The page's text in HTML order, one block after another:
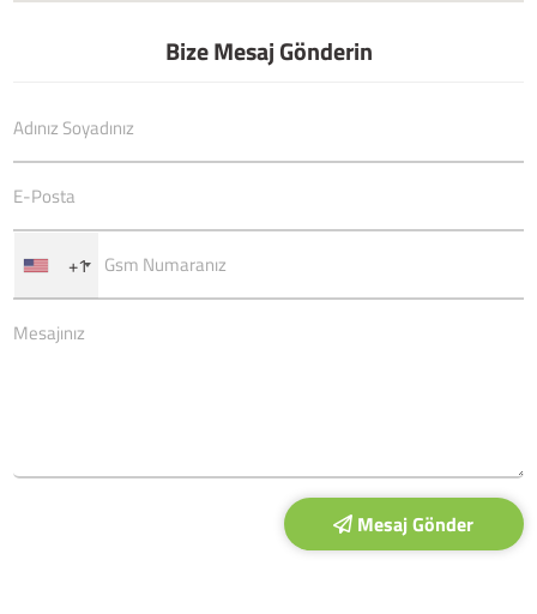
Bize Mesaj Gönderin
+1
Mesaj Gönder